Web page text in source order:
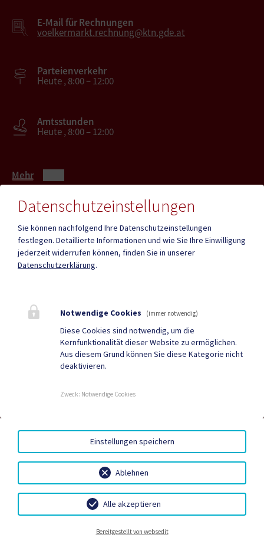
E-Mail für Rechnungen
voelkermarkt.rechnung@ktn.gde.at
Parteienverkehr
Heute , 8:00 – 12:00
Amtsstunden
Heute , 8:00 – 12:00
Mehr
ID - Austria
CITIES App
Hochzeit
Sport & Freizeit
Stadtzeitung
Neuigkeiten
Termine
Kundmachungen
Verordnungen
BARRIEREFREIHEIT|DATENSCHUTZ|SITEMAP|
IMPRESSUM
Datenschutzeinstellungen
Sie können nachfolgend Ihre Datenschutzeinstellungen
festlegen. Detaillierte Informationen und wie Sie Ihre Einwilligung
jederzeit widerrufen können, finden Sie in unserer
Datenschutzerklärung.
Notwendige Cookies (immer notwendig)
Diese Cookies sind notwendig, um die
Kernfunktionalität dieser Website zu ermöglichen.
Aus diesem Grund können Sie diese Kategorie nicht
deaktivieren.
Zweck: Notwendige Cookies
Ablehnen
Einstellungen speichern
Alle akzeptieren
Bereitgestellt von websedit